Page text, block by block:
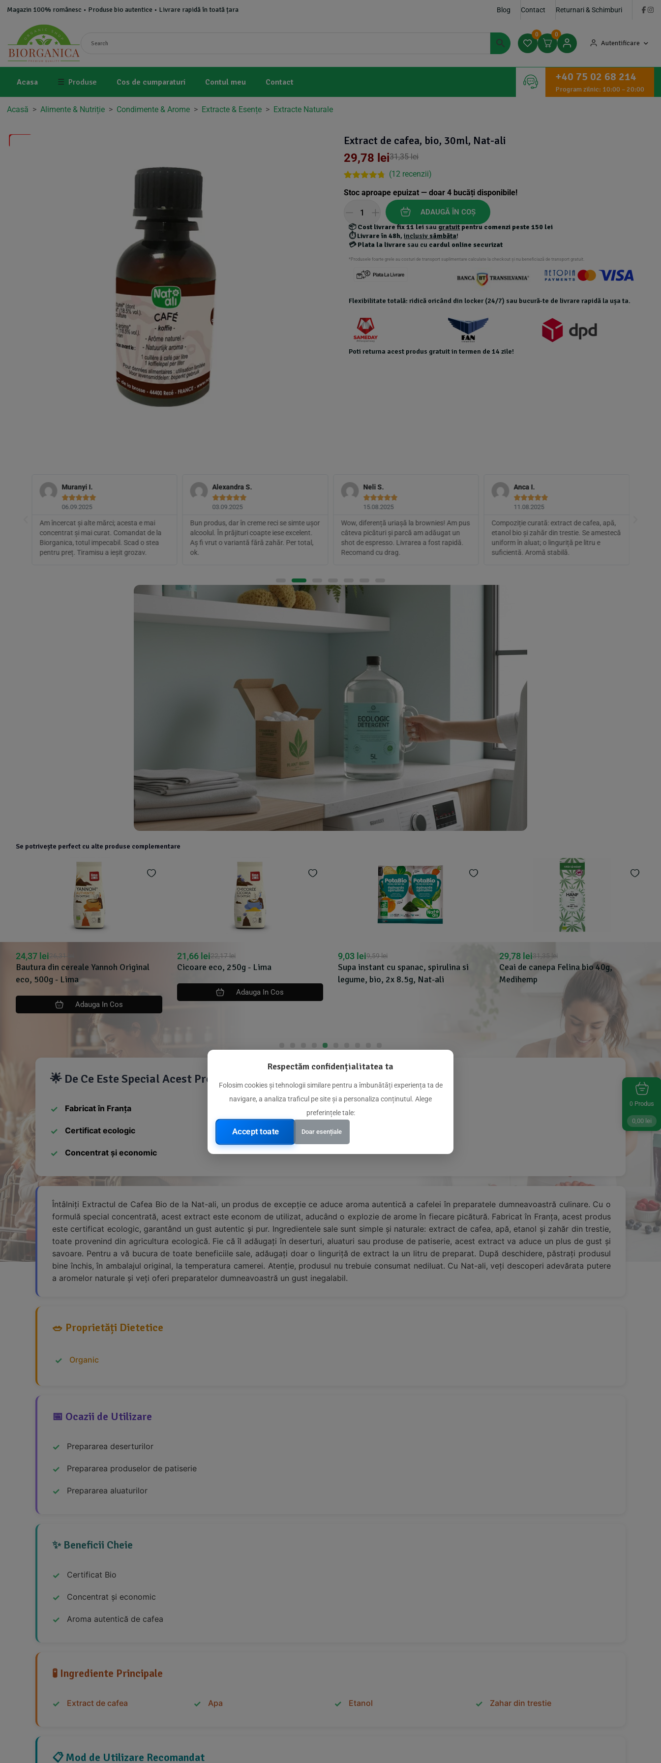
Magazin 100% românesc • Produse bio autentice • Livrare rapidă în toată țara Blog Contact Returnari & Schimburi
0 0
Autentificare
Acasa ☰ Produse Cos de cumparaturi Contul meu Contact +40 75 02 68 214
Program zilnic: 10:00 – 20:00
Acasă > Alimente & Nutriție > Condimente & Arome > Extracte & Esențe > Extracte Naturale
Extract de cafea, bio, 30ml, Nat-ali
31,35lei
29,78 lei
out of 5
customer
ratings
(12recenzii)
Stoc aproape epuizat — doar4 bucăți disponibile!
ADAUGĂ ÎN COȘ
📦Cost livrare fix 11 leisaugratuitpentru comenzi peste 150 lei
⏱️Livrare în 48h,inclusiv sâmbăta!
💳Plata la livrare sau cu cardul online securizat
*Produsele foarte grele au costuri de transport suplimentare calculate la checkout și nu beneficiază de transport gratuit.
Flexibilitate totală: ridică oricând din locker (24/7) sau bucură-te de livrare rapidă la ușa ta.
Poti returna acest produs gratuit in termen de 14 zile!
Muranyi I.

06.09.2025
Am încercat și alte mărci; acesta e mai
concentrat și mai curat. Comandat de la
Biorganica, totul impecabil. Scad o stea
pentru preț. Tiramisu a ieșit grozav.
Alexandra S.

03.09.2025
Bun produs, dar în creme reci se simte ușor
alcoolul. În prăjituri coapte iese excelent.
Aș fi vrut o variantă fără zahăr. Per total,
ok.
Neli S.

15.08.2025
Wow, diferență uriașă la brownies! Am pus
câteva picături și parcă am adăugat un
shot de espresso. Livrarea a fost rapidă.
Recomand cu drag.
Anca I.

11.08.2025
Compoziție curată: extract de cafea, apă,
etanol bio și zahăr din trestie. Se amestecă
uniform în aluat; o linguriță pe litru e
suficientă. Aromă stabilă.
Se potrivește perfect cu alte produse complementare
Bautura din cereale Yannoh Original
eco, 500g - Lima
26,31
24,37 lei
Adauga In Cos
Cicoare eco, 250g - Lima
22,17lei
21,66 lei
Adauga In Cos
Supa instant cu spanac, spirulina si
legume, bio, 2x 8.5g, Nat-ali
9,59lei
9,03 lei
Ceai de canepa Felina bio 40g,
Medihemp
31,35 lei
29,78 lei
🌟 De Ce Este Special Acest Produs
Fabricat în Franța
Certificat ecologic
Concentrat și economic
Întâlniți Extractul de Cafea Bio de la Nat-ali, un produs de excepție ce aduce aroma autentică a cafelei în preparatele dumneavoastră culinare. Cu o
formulă special concentrată, acest extract este econom de utilizat, aducând o explozie de arome în fiecare picătură. Fabricat în Franța, acest produs
este certificat ecologic, garantând un gust autentic și pur. Ingredientele sale sunt simple și naturale: extract de cafea, apă, etanol și zahăr din trestie,
toate provenind din agricultura ecologică. Fie că îl adăugați în deserturi, aluaturi sau produse de patiserie, acest extract va aduce un plus de gust și
savoare. Pentru a vă bucura de toate beneficiile sale, adăugați doar o linguriță de extract la un litru de preparat. După deschidere, păstrați produsul
bine închis, în ambalajul original, la temperatura camerei. Atenție, produsul nu trebuie consumat nediluat. Cu Nat-ali, veți descoperi adevărata putere
a aromelor naturale și veți oferi preparatelor dumneavoastră un gust inegalabil.
🥗 Proprietăți Dietetice
Organic
📅 Ocazii de Utilizare
Prepararea deserturilor
Prepararea produselor de patiserie
Prepararea aluaturilor
✨ Beneficii Cheie
Certificat Bio
Concentrat și economic
Aroma autentică de cafea
🧪 Ingrediente Principale
Extract de cafea Apa Etanol Zahar din trestie
📋 Mod de Utilizare Recomandat
0 Produs
0,00 lei
Respectăm confidențialitatea ta
Folosim cookies și tehnologii similare pentru a îmbunătăți experiența ta de
navigare, a analiza traficul pe site și a personaliza conținutul. Alege
preferințele tale:
Accept toate Doar esențiale